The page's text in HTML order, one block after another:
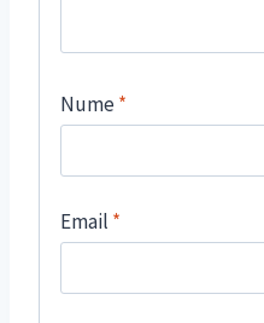
Nume*
Email *